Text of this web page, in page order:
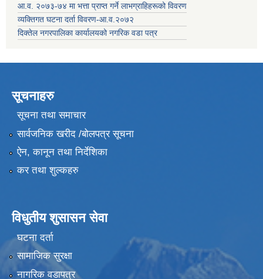
आ.व. २०७३-७४ मा भत्ता प्राप्त गर्ने लाभग्राहिहरूको विवरण
व्यक्तिगत घटना दर्ता विवरण-आ.व.२०७२
दिक्तेल नगरपालिका कार्यालयको नगरिक वडा पत्र
सूचनाहरु
सूचना तथा समाचार
सार्वजनिक खरीद /बोलपत्र सूचना
ऐन, कानून तथा निर्देशिका
कर तथा शुल्कहरु
विधुतीय शुसासन सेवा
घटना दर्ता
सामाजिक सुरक्षा
नागरिक वडापत्र